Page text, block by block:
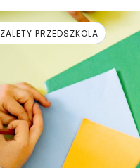
ZALETY PRZEDSZKOLA